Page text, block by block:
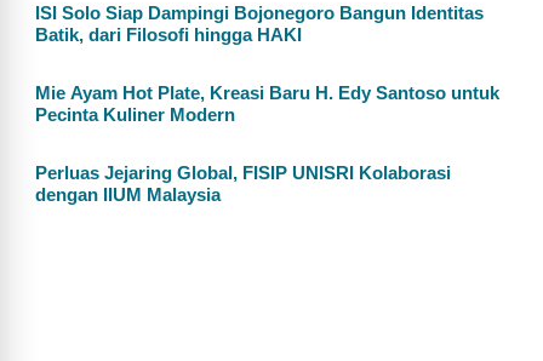
ISI Solo Siap Dampingi Bojonegoro Bangun Identitas
Batik, dari Filosofi hingga HAKI
Mie Ayam Hot Plate, Kreasi Baru H. Edy Santoso untuk
Pecinta Kuliner Modern
Perluas Jejaring Global, FISIP UNISRI Kolaborasi
dengan IIUM Malaysia